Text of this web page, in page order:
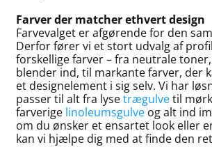
Farver der matcher ethvert design
Farvevalget er afgørende for den
Derfor fører vi et stort udvalg af
forskellige farver – fra neutrale
blender ind, til markante farver, der
et designelement i sig selv. Vi har
passer til alt fra lysetrægulvetil
farverige linoleumsgulve og alt ind
om du ønsker et ensartet look eller
kan vi hjælpe dig med at finde den